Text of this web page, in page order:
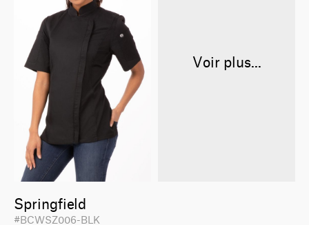
Springfield
#BCWSZ006-BLK
Voir plus...